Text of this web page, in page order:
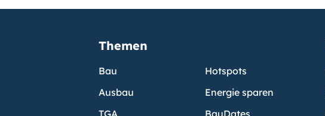
Themen
Bau
Ausbau
Hotspots
Energie sparen